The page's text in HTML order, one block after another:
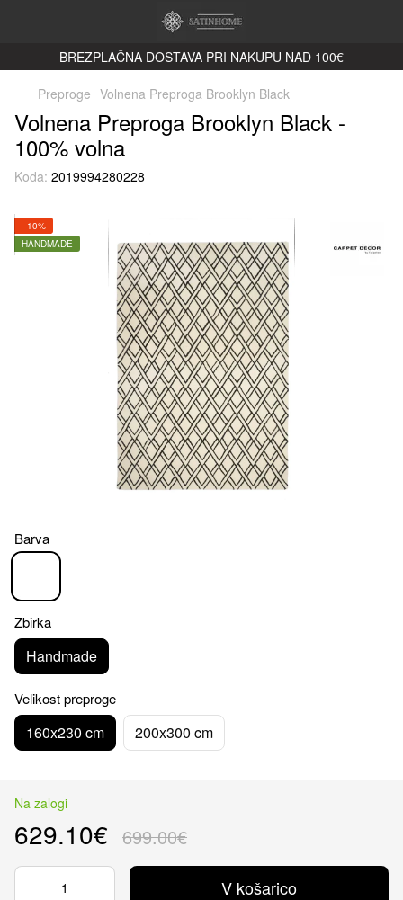
BREZPLAČNA DOSTAVA PRI NAKUPU NAD 100€
Preproge Volnena Preproga Brooklyn Black
Volnena Preproga Brooklyn Black -
100% volna
Koda: 2019994280228
−10%
HANDMADE
Barva
Zbirka
Handmade
Velikost preproge
160x230 cm 200x300 cm
Na zalogi
629.10€ 699.00€
V košarico